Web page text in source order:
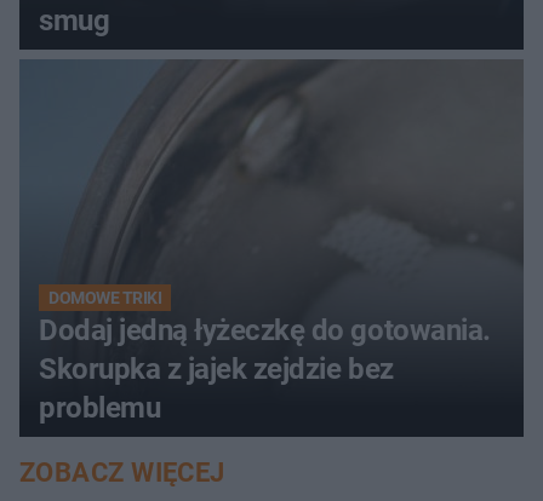
smug
DOMOWE TRIKI
Dodaj jedną łyżeczkę do gotowania.
Skorupka z jajek zejdzie bez
problemu
ZOBACZ WIĘCEJ